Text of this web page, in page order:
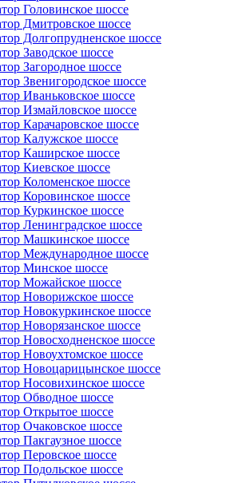
Головинское шоссе
Дмитровское шоссе
Долгопрудненское шоссе
Заводское шоссе
Загородное шоссе
Звенигородское шоссе
Иваньковское шоссе
Измайловское шоссе
Карачаровское шоссе
Калужское шоссе
Каширское шоссе
Киевское шоссе
Коломенское шоссе
Коровинское шоссе
Куркинское шоссе
Ленинградское шоссе
Машкинское шоссе
Международное шоссе
Минское шоссе
Можайское шоссе
Новорижское шоссе
Новокуркинское шоссе
Новорязанское шоссе
Новосходненское шоссе
Новоухтомское шоссе
Новоцарицынское шоссе
Носовихинское шоссе
Обводное шоссе
Открытое шоссе
Очаковское шоссе
Пакгаузное шоссе
Перовское шоссе
Подольское шоссе